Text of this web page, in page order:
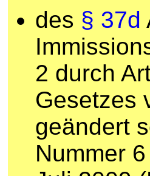
des § 37d
2 durch
Gesetzes
geändert
Nummer